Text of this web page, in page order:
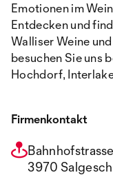
Emotionen im
Entdecken und
Walliser Weine
besuchen Sie uns
Hochdorf,
Firmenkontakt
3970 Salgesch